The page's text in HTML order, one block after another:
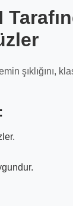
şıklığını,